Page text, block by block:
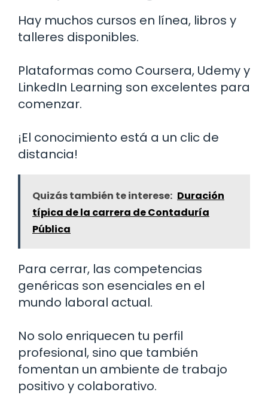
Hay muchos cursos en línea, libros y
talleres disponibles.
Plataformas como Coursera, Udemy y
LinkedIn Learning son excelentes para
comenzar.
¡El conocimiento está a un clic de
distancia!
Quizás también te interese: Duración
típica de la carrera de Contaduría
Pública
Para cerrar, las competencias
genéricas son esenciales en el
mundo laboral actual.
No solo enriquecen tu perfil
profesional, sino que también
fomentan un ambiente de trabajo
positivo y colaborativo.